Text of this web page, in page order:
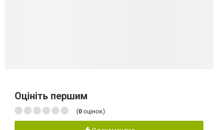
Оцініть першим
(0 оцінок)